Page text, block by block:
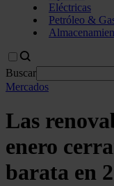
Eléctricas
Petróleo &
Buscar
Mercados
Las
enero
barata en